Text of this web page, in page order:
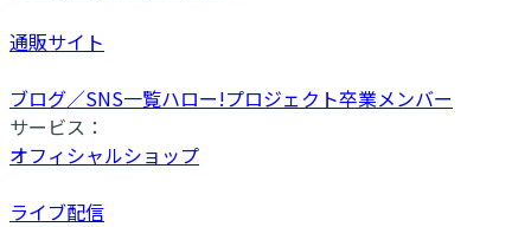
通販サイト
ブログ／SNS一覧ハロー!プロジェクト卒業メンバー
サービス：
オフィシャルショップ
ライブ配信